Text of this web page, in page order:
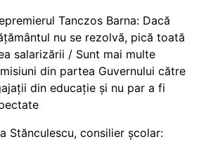
Tanczos Barna: Dacă
nu se rezolvă, pică toată
salarizării / Sunt mai multe
din partea Guvernului către
din educație și nu par a fi
Stănculescu, consilier școlar: